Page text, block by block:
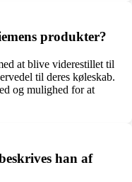
produkter?
at blive viderestillet til
til deres køleskab.
og mulighed for at
han af